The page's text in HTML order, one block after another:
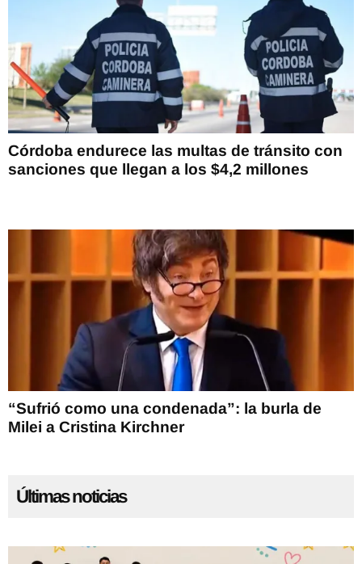
Córdoba endurece las multas de tránsito con
sanciones que llegan a los $4,2 millones
“Sufrió como una condenada”: la burla de
Milei a Cristina Kirchner
Últimas noticias